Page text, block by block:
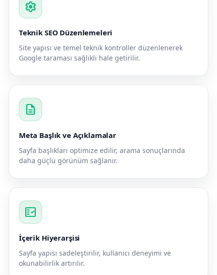
settings
Teknik SEO Düzenlemeleri
Site yapısı ve temel teknik kontroller düzenlenerek
Google taraması sağlıklı hale getirilir.
description
Meta Başlık ve Açıklamalar
Sayfa başlıkları optimize edilir, arama sonuçlarında
daha güçlü görünüm sağlanır.
fact_check
İçerik Hiyerarşisi
Sayfa yapısı sadeleştirilir, kullanıcı deneyimi ve
okunabilirlik artırılır.